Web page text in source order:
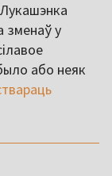
зменаў у
або неяк